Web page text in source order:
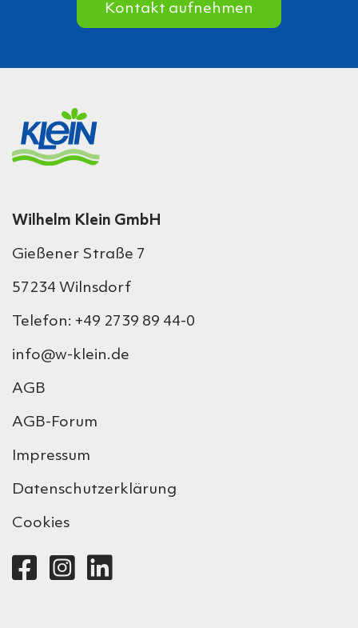
Kontakt aufnehmen
Wilhelm Klein GmbH
Gießener Straße 7
57234 Wilnsdorf
Telefon: +49 2739 89 44-0
info@w-klein.de
AGB
AGB-Forum
Impressum
Datenschutzerklärung
Cookies